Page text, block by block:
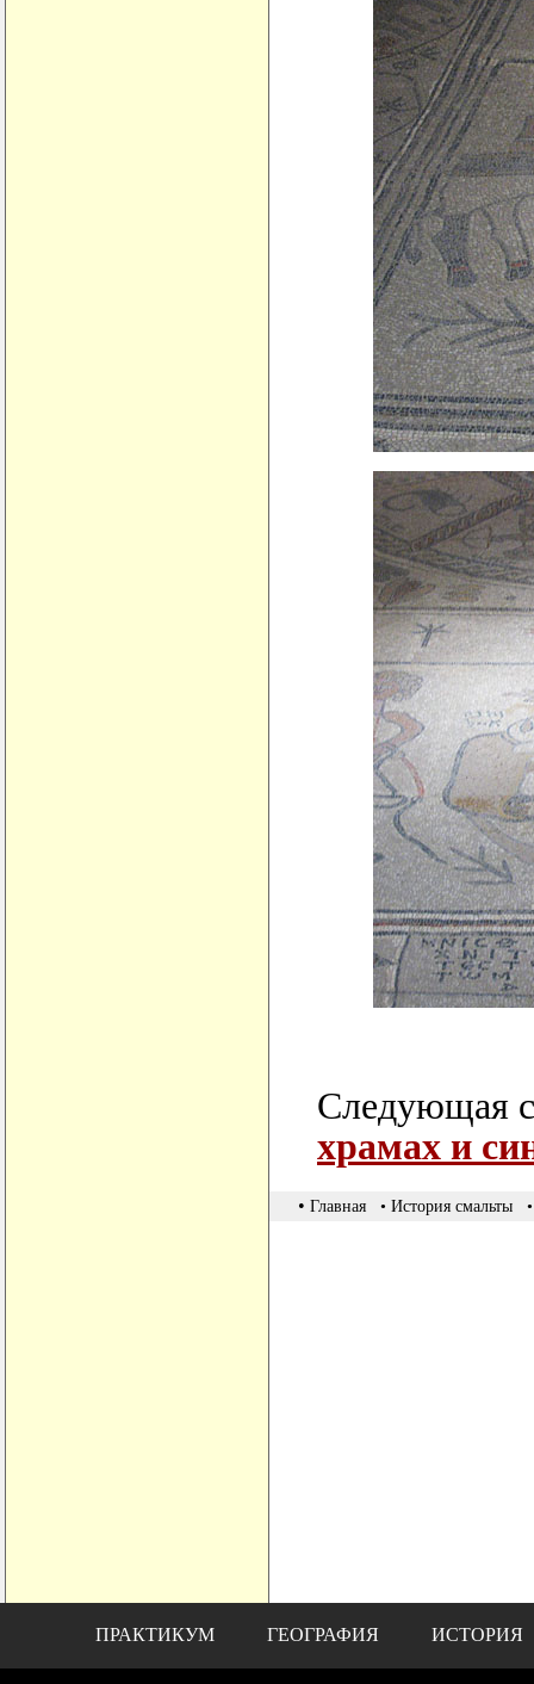
Следующая
храмах и
• Главная • История смальты
ПРАКТИКУМ ГЕОГРАФИЯ ИСТОРИЯ